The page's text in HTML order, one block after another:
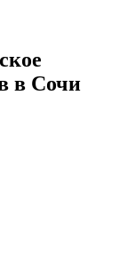
в Сочи